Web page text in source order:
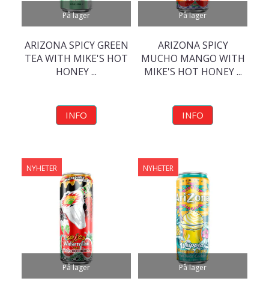
På lager
ARIZONA SPICY GREEN
TEA WITH MIKE'S HOT
HONEY ...
INFO
På lager
ARIZONA SPICY
MUCHO MANGO WITH
MIKE'S HOT HONEY ...
INFO
På lager
NYHETER
På lager
NYHETER